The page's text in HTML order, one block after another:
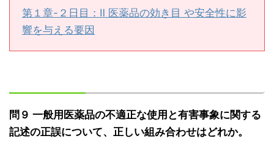
第１章-２日目：Ⅱ 医薬品の効き目 や安全性に影
響を与える要因
問９ 一般用医薬品の不適正な使用と有害事象に関する
記述の正誤について、正しい組み合わせはどれか。